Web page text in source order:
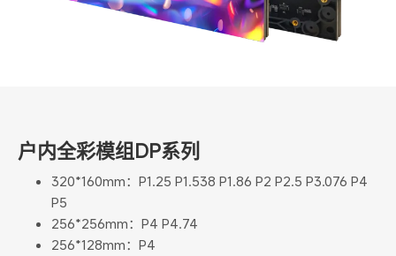
户内全彩模组DP系列
320*160mm：P1.25 P1.538 P1.86 P2 P2.5 P3.076 P4
P5
256*256mm：P4 P4.74
256*128mm：P4